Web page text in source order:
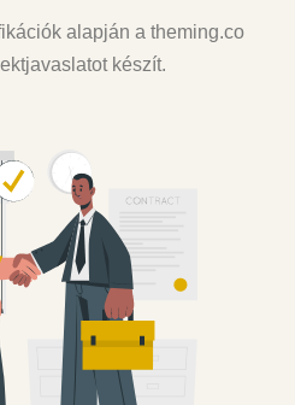
alapján a theming.co
készít.